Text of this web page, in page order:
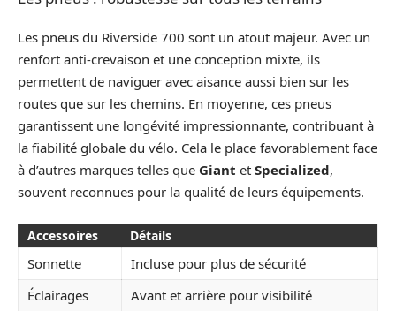
Les pneus du Riverside 700 sont un atout majeur. Avec un
renfort anti-crevaison et une conception mixte, ils
permettent de naviguer avec aisance aussi bien sur les
routes que sur les chemins. En moyenne, ces pneus
garantissent une longévité impressionnante, contribuant à
la fiabilité globale du vélo. Cela le place favorablement face
à d’autres marques telles que Giant et Specialized,
souvent reconnues pour la qualité de leurs équipements.
Accessoires Détails
Sonnette
Incluse pour plus de sécurité
Éclairages
Avant et arrière pour visibilité